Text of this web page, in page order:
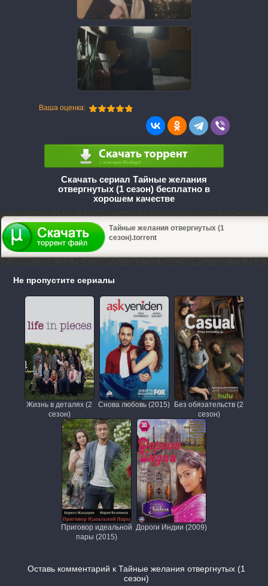
Ваша оценка:
Скачать сериал Тайные желания
отвергнутых (1 сезон) бесплатно в
хорошем качестве
Тайные желания отвергнутых (1
сезон).torrent
Не пропустите сериалы
Жизнь в деталях (2
сезон)
Снова любовь (2015)
Без обязательств (2
сезон)
Приговор идеальной
пары (2015)
Дороги Индии (2009)
Оставь комментарий к Тайные желания отвергнутых (1
сезон)